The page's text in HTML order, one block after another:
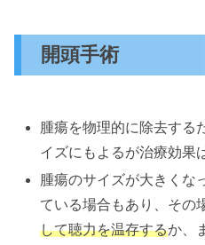
開頭手術
腫瘍を物理的に除去する
イズにもよるが治療効果
腫瘍のサイズが大きくな
ている場合もあり、その
して聴力を温存するか、